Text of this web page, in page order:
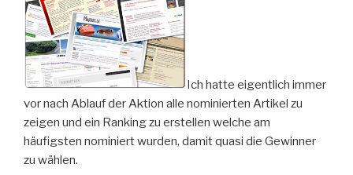
Ich hatte eigentlich immer
vor nach Ablauf der Aktion alle nominierten Artikel zu
zeigen und ein Ranking zu erstellen welche am
häufigsten nominiert wurden, damit quasi die Gewinner
zu wählen.